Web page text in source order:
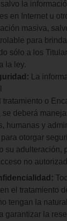
salvo la
en Internet u
masiva,
para
sólo a los
la ley.
La
tratamiento o
deberá
humanas y
otorgar
su adulteración,
no
el tratamiento
tengan la
garantizar la